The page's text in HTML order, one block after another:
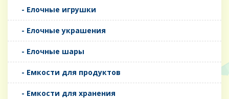
- Елочные игрушки
- Елочные украшения
- Елочные шары
- Емкости для продуктов
- Емкости для хранения